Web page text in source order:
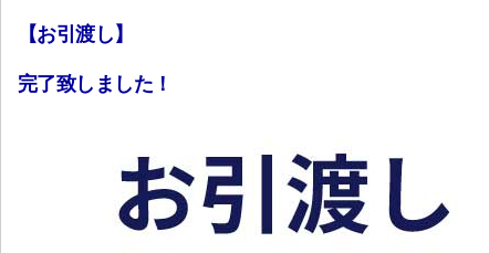
【お引渡し】
完了致しました！